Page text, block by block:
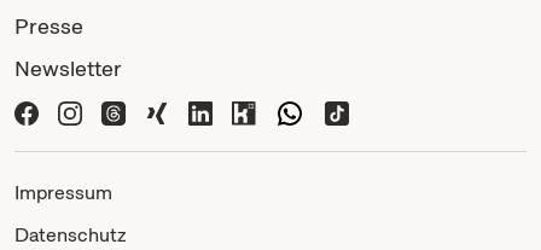
Presse
Newsletter
Impressum
Datenschutz